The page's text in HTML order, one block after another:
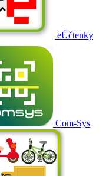
eÚčtenky
Com-Sys